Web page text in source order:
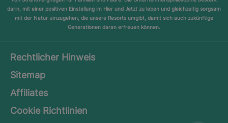
darin, mit einer positiven Einstellung im Hier und Jetzt zu leben und gleichzeitig sorgsam
mit der Natur umzugehen, die unsere Resorts umgibt, damit sich auch zukünftige
Generationen daran erfreuen können.
Rechtlicher Hinweis
Sitemap
Affiliates
Cookie Richtlinien